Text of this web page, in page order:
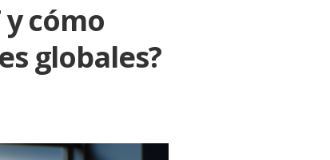
y cómo
globales?